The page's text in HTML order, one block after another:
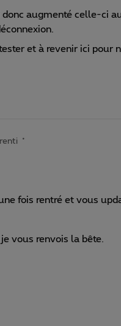
donc augmenté celle-ci
et à revenir ici pour
fois rentré et vous
je vous renvois la bête.